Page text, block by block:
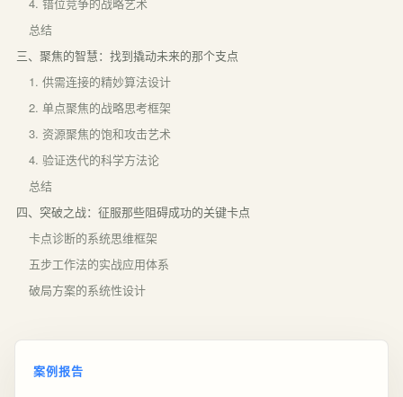
总结
三、聚焦的智慧：找到撬动未来的那个支点
1. 供需连接的精妙算法设计
2. 单点聚焦的战略思考框架
3. 资源聚焦的饱和攻击艺术
4. 验证迭代的科学方法论
总结
四、突破之战：征服那些阻碍成功的关键卡点
卡点诊断的系统思维框架
五步工作法的实战应用体系
破局方案的系统性设计
案例报告